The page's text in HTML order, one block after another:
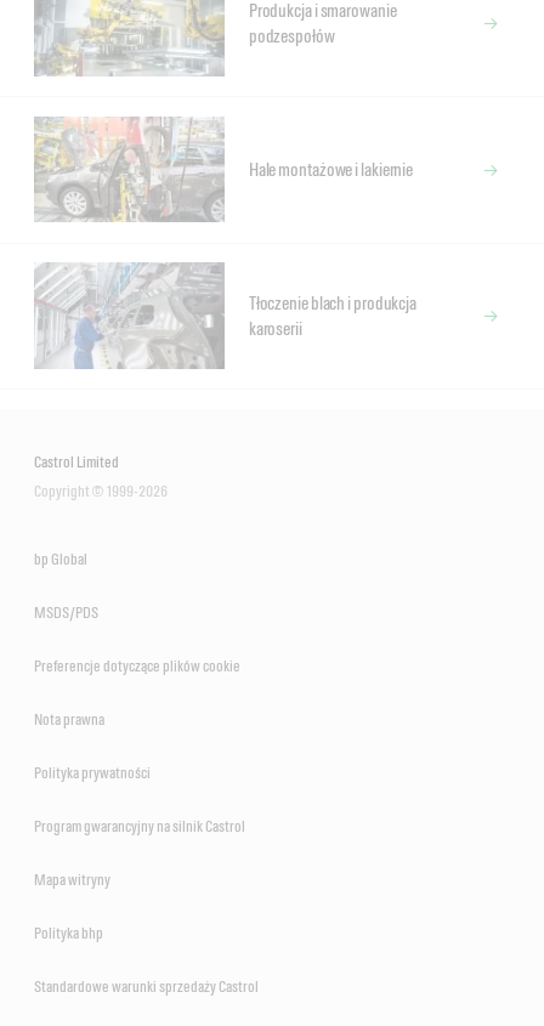
Produkcja i smarowanie
podzespołów
Hale montażowe i lakiernie
Tłoczenie blach i produkcja
karoserii
Castrol Limited
Copyright © 1999-2026
bp Global
MSDS/PDS
Preferencje dotyczące plików cookie
Nota prawna
Polityka prywatności
Program gwarancyjny na silnik Castrol
Mapa witryny
Polityka bhp
Standardowe warunki sprzedaży Castrol